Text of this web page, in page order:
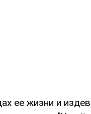
ее жизни и